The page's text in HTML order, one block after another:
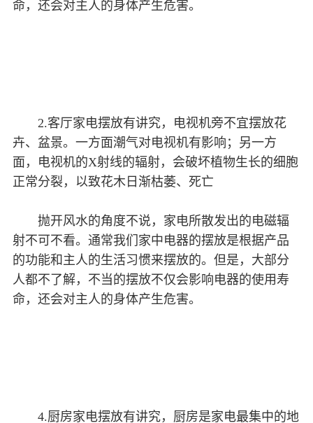
命，还会对主人的身体产生危害。
2.客厅家电摆放有讲究，电视机旁不宜摆放花
卉、盆景。一方面潮气对电视机有影响；另一方
面，电视机的X射线的辐射，会破坏植物生长的细胞
正常分裂，以致花木日渐枯萎、死亡
抛开风水的角度不说，家电所散发出的电磁辐
射不可不看。通常我们家中电器的摆放是根据产品
的功能和主人的生活习惯来摆放的。但是，大部分
人都不了解，不当的摆放不仅会影响电器的使用寿
命，还会对主人的身体产生危害。
4.厨房家电摆放有讲究，厨房是家电最集中的地